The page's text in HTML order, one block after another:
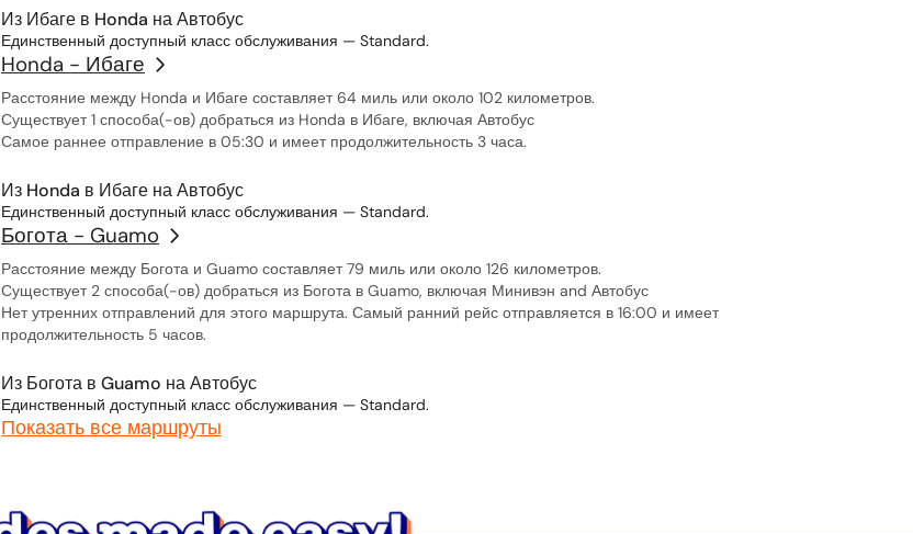
Из Ибаге в Honda на Автобус
Единственный доступный класс обслуживания — Standard.
Honda - Ибаге
Расстояние между Honda и Ибаге составляет 64 миль или около 102 километров.
Существует 1 способа(-ов) добраться из Honda в Ибаге, включая Автобус
Самое раннее отправление в 05:30 и имеет продолжительность 3 часа.
Из Honda в Ибаге на Автобус
Единственный доступный класс обслуживания — Standard.
Богота - Guamo
Расстояние между Богота и Guamo составляет 79 миль или около 126 километров.
Существует 2 способа(-ов) добраться из Богота в Guamo, включая Минивэн and Автобус
Нет утренних отправлений для этого маршрута. Самый ранний рейс отправляется в 16:00 и имеет
продолжительность 5 часов.
Из Богота в Guamo на Автобус
Единственный доступный класс обслуживания — Standard.
Показать все маршруты